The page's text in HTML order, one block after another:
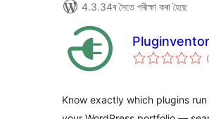
4.3.34ৰ সৈতে পৰীক্ষা কৰা হৈছে
Know exactly which plugins